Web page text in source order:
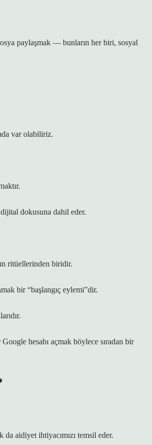
paylaşmak — bunların her biri, sosyal
var olabiliriz.
dokusuna dahil eder.
ritüellerinden biridir.
bir “başlangıç eylemi”dir.
hesabı açmak böylece sıradan bir
da aidiyet ihtiyacımızı temsil eder.